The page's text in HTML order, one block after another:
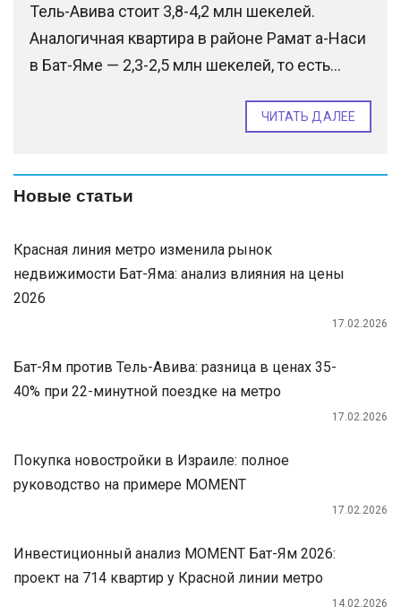
Тель-Авива стоит 3,8-4,2 млн шекелей.
Аналогичная квартира в районе Рамат а-Наси
в Бат-Яме — 2,3-2,5 млн шекелей, то есть...
ЧИТАТЬ ДАЛЕЕ
Новые статьи
Красная линия метро изменила рынок
недвижимости Бат-Яма: анализ влияния на цены
2026
17.02.2026
Бат-Ям против Тель-Авива: разница в ценах 35-
40% при 22-минутной поездке на метро
17.02.2026
Покупка новостройки в Израиле: полное
руководство на примере MOMENT
17.02.2026
Инвестиционный анализ MOMENT Бат-Ям 2026:
проект на 714 квартир у Красной линии метро
14.02.2026